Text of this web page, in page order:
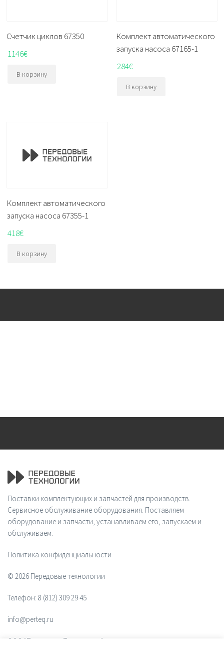
Счетчик циклов 67350
1146€
В корзину
Комплект автоматического
запуска насоса 67165-1
284€
В корзину
Комплект автоматического
запуска насоса 67355-1
418€
В корзину
Поставки комплектующих и запчастей для производств.
Сервисное обслуживание оборудования. Поставляем
оборудование и запчасти, устанавливаем его, запускаем и
обслуживаем.
Политика конфиденциальности
© 2026 Передовые технологии
Телефон: 8 (812) 309 29 45
info@perteq.ru
ООО "Передовые Технологии"